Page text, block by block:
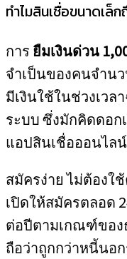
ทำไมสินเชื่อขนาดเล็
การ ยืมเงินด่วน
จำเป็นของคนจำน
มีเงินใช้ในช่วงเวล
ระบบ ซึ่งมักคิดดอก
แอปสินเชื่อออนไล
สมัครง่าย ไม่ต้องใ
เปิดให้สมัครตลอด
ต่อปีตามเกณฑ์ของ
ถือว่าถูกกว่าหนี้นอ